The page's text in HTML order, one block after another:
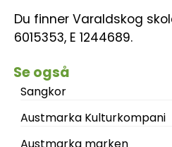
Du finner Varaldskog
6015353, E 1244689.
Se også
Sangkor
Austmarka Kulturkompani
Austmarka marken